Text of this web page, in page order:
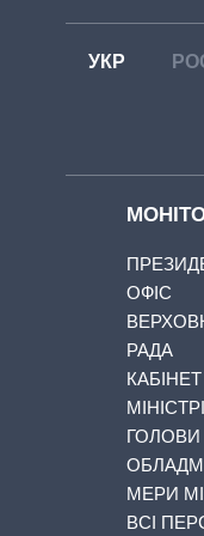
УКР
ОФІС
РАДА
КАБІНЕТ
ГОЛОВИ
МЕРИ
ВСІ